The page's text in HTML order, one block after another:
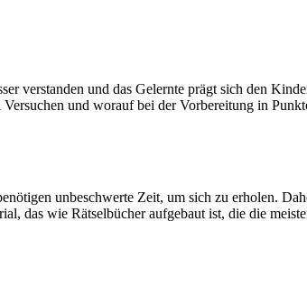
verstanden und das Gelernte prägt sich den
und worauf bei der Vorbereitung in
unbeschwerte Zeit, um sich zu erholen.
das wie Rätselbücher aufgebaut ist, die die